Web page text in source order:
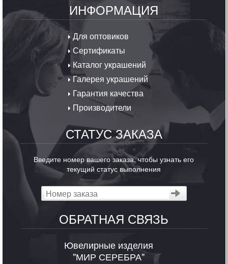
ИНФОРМАЦИЯ
Для оптовиков
Сертификаты
Каталог украшений
Галерея украшений
Гарантия качества
Производители
СТАТУС ЗАКАЗА
Введите номер вашего заказа, чтобы узнать его
текущий статус выполнения
ОБРАТНАЯ СВЯЗЬ
Ювелирные изделия
"МИР СЕРЕБРА"